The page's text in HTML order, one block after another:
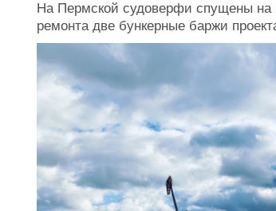
На Пермской судоверфи спущены на
ремонта две бункерные баржи